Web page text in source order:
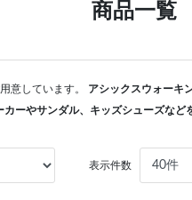
商品一覧
意しています。 アシックスウォーキ
ーやサンダル、キッズシューズなど
表示件数